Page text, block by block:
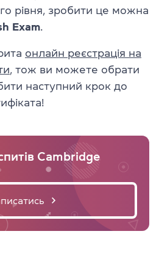
рівня, зробити це можна
Exam
онлайн реєстрація на
, тож ви можете обрати
наступний крок до
Cambridge